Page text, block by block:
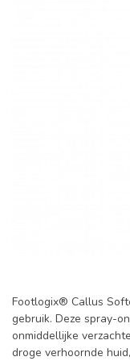
Footlogix® Callus
gebruik. Deze spray-
onmiddellijke
droge verhoornde